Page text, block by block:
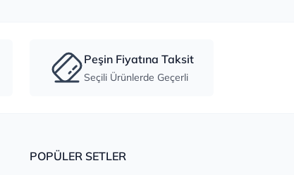
Peşin Fiyatına Taksit
Seçili Ürünlerde Geçerli
POPÜLER SETLER